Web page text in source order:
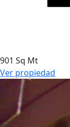
901 Sq Mt
Ver propiedad